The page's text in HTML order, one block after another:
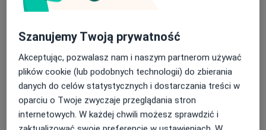
Usługi i ceny
Konsultacja pediatryczna
Od 250 zł Szczegóły
Konsultacja pediatryczna (bilans
zdrowia dziecka)
250 zł Szczegóły
Szanujemy Twoją prywatność
Akceptując, pozwalasz nam i naszym partnerom używać
plików cookie (lub podobnych technologii) do zbierania
danych do celów statystycznych i dostarczania treści w
oparciu o Twoje zwyczaje przeglądania stron
internetowych. W każdej chwili możesz sprawdzić i